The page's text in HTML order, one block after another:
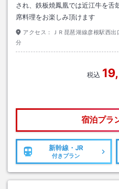
され、鉄板焼鳳凰では近江牛を舌
席料理をお楽しみ頂けます
アクセス：
ＪＲ琵琶湖線彦根駅西
分
税込
宿泊プラ
新幹線・JR
付きプラン